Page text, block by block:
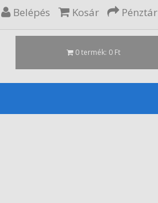
Belépés Kosár Pénztár
0 termék: 0 Ft